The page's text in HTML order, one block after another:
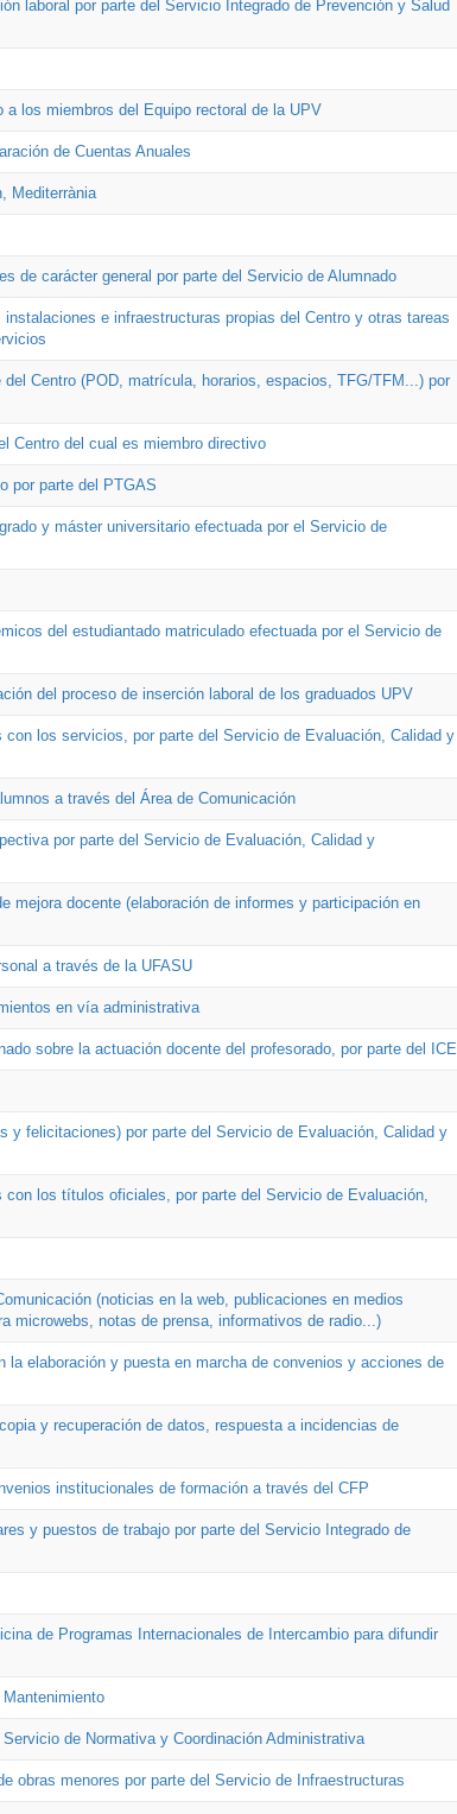
laboral por parte del Servicio Integrado de Prevención y Salud
los miembros del Equipo rectoral de la UPV
de Cuentas Anuales
Mediterrània
de carácter general por parte del Servicio de Alumnado
e infraestructuras propias del Centro y otras tareas
Centro (POD, matrícula, horarios, espacios, TFG/TFM...) por
Centro del cual es miembro directivo
por parte del PTGAS
y máster universitario efectuada por el Servicio de
del estudiantado matriculado efectuada por el Servicio de
del proceso de inserción laboral de los graduados UPV
los servicios, por parte del Servicio de Evaluación, Calidad y
a través del Área de Comunicación
por parte del Servicio de Evaluación, Calidad y
mejora docente (elaboración de informes y participación en
a través de la UFASU
en vía administrativa
sobre la actuación docente del profesorado, por parte del ICE
y felicitaciones) por parte del Servicio de Evaluación, Calidad y
los títulos oficiales, por parte del Servicio de Evaluación,
(noticias en la web, publicaciones en medios
microwebs, notas de prensa, informativos de radio...)
la elaboración y puesta en marcha de convenios y acciones de
y recuperación de datos, respuesta a incidencias de
institucionales de formación a través del CFP
y puestos de trabajo por parte del Servicio Integrado de
de Programas Internacionales de Intercambio para difundir
de Normativa y Coordinación Administrativa
obras menores por parte del Servicio de Infraestructuras